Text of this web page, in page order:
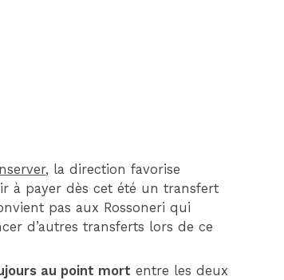
, la direction favorise
à payer dès cet été un transfert
pas aux Rossoneri qui
d’autres transferts lors de ce
au point mort entre les deux